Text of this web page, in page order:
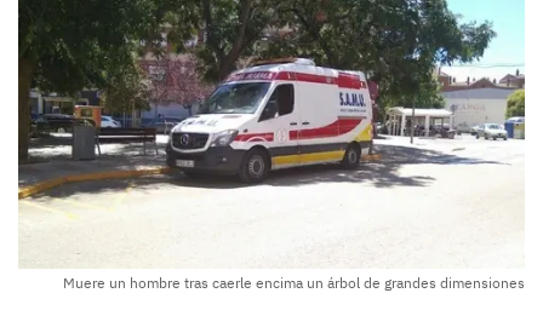
Muere un hombre tras caerle encima un árbol de grandes dimensiones